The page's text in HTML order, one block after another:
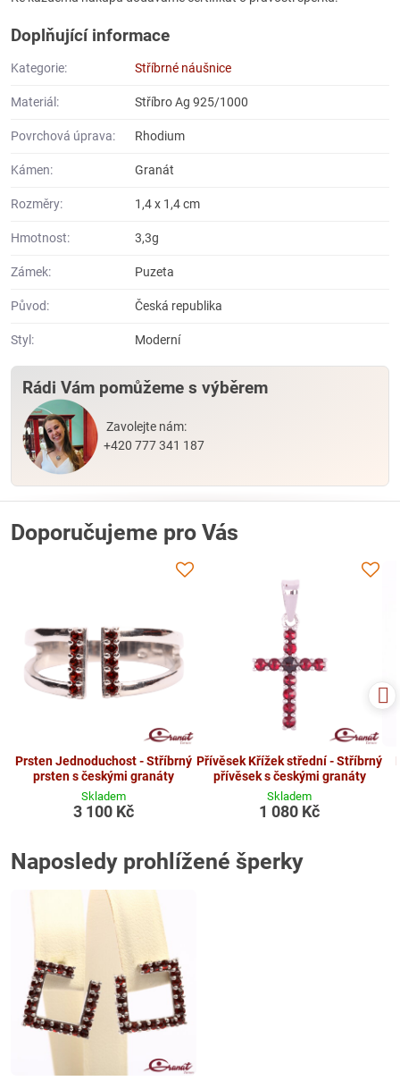
Doplňující informace
Kategorie: Stříbrné náušnice
Materiál: Stříbro Ag 925/1000
Povrchová úprava: Rhodium
Kámen: Granát
Rozměry: 1,4 x 1,4 cm
Hmotnost: 3,3g
Zámek: Puzeta
Původ: Česká republika
Styl: Moderní
Rádi Vám pomůžeme s výběrem
Zavolejte nám:
+420 777 341 187
Doporučujeme pro Vás
Prsten Jednoduchost - Stříbrný
prsten s českými granáty
Skladem
3 100 Kč
Přívěsek Křížek střední - Stříbrný
přívěsek s českými granáty
Skladem
1 080 Kč
Naposledy prohlížené šperky